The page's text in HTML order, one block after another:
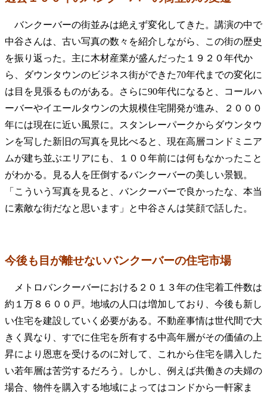
バンクーバーの街並みは絶えず変化してきた。講演の中で
中谷さんは、古い写真の数々を紹介しながら、この街の歴史
を振り返った。主に木材産業が盛んだった１９２０年代か
ら、ダウンタウンのビジネス街ができた70年代までの変化に
は目を見張るものがある。さらに90年代になると、コールハ
ーバーやイエールタウンの大規模住宅開発が進み、２０００
年には現在に近い風景に。スタンレーパークからダウンタウ
ンを写した新旧の写真を見比べると、現在高層コンドミニア
ムが建ち並ぶエリアにも、１００年前には何もなかったこと
がわかる。見る人を圧倒するバンクーバーの美しい景観。
「こういう写真を見ると、バンクーバーで良かったな、本当
に素敵な街だなと思います」と中谷さんは笑顔で話した。
今後も目が離せないバンクーバーの住宅市場
メトロバンクーバーにおける２０１３年の住宅着工件数は
約１万８６００戸。地域の人口は増加しており、今後も新し
い住宅を建設していく必要がある。不動産事情は世代間で大
きく異なり、すでに住宅を所有する中高年層がその価値の上
昇により恩恵を受けるのに対して、これから住宅を購入した
い若年層は苦労するだろう。しかし、例えば共働きの夫婦の
場合、物件を購入する地域によってはコンドから一軒家ま